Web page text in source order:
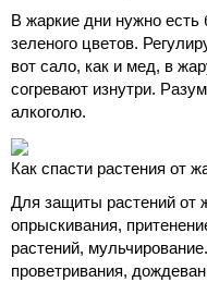
В жаркие дни нужно
зеленого цветов.
вот сало, как и мед, в
согревают изнутри.
алкоголю.
Как спасти растения от
Для защиты растений от
опрыскивания,
растений,
проветривания,